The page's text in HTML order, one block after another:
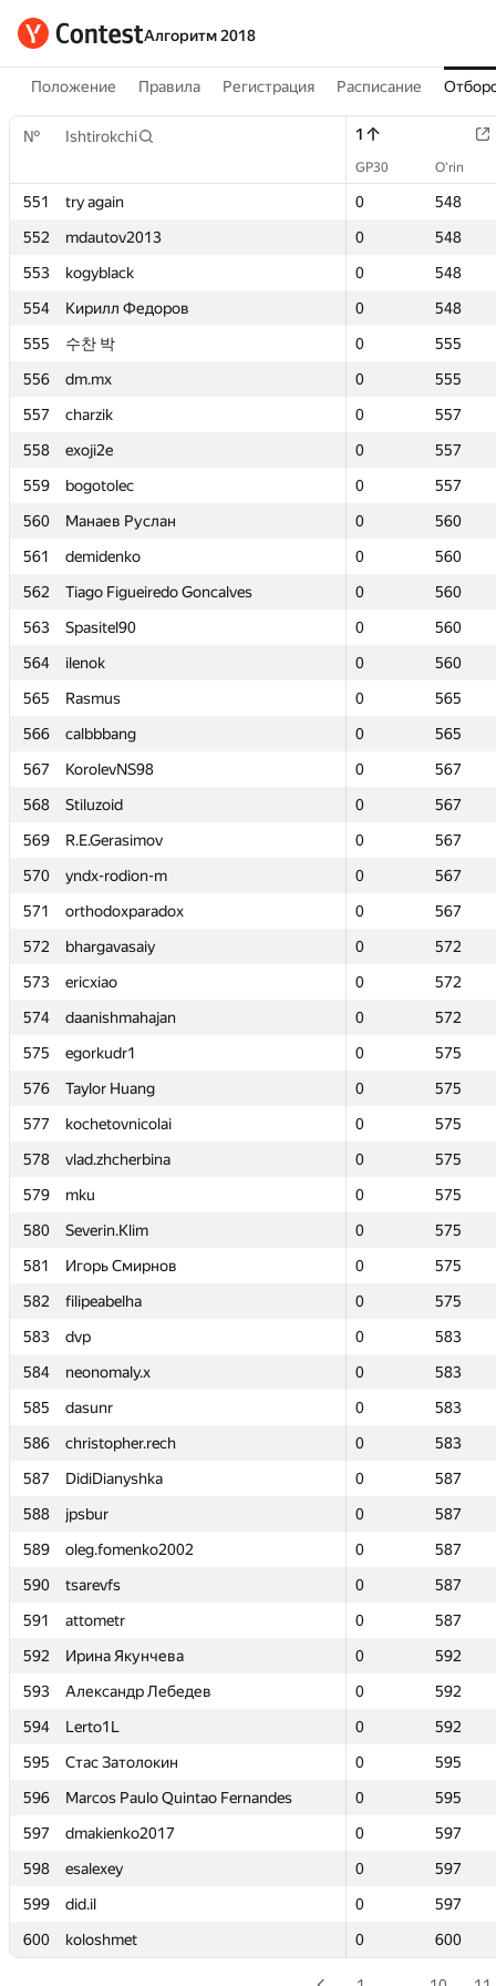
Алгоритм 2018
Положение Правила Регистрация Расписание
№ Ishtirokchi 1
GP30 O‘rin
551 try again 0
548
552
mdautov2013 0
548
553
kogyblack 0
548
554
Кирилл Федоров 0
548
555
수찬 박 0
555
556
dm.mx 0
555
557
charzik 0
557
558
exoji2e 0
557
559
bogotolec 0
557
560
Манаев Руслан 0
560
561
demidenko 0
560
562
Tiago Figueiredo Goncalves 0
560
563
Spasitel90 0
560
564
ilenok 0
560
565
Rasmus 0
565
566
calbbbang 0
565
567
KorolevNS98 0
567
568
Stiluzoid 0
567
569
R.E.Gerasimov 0
567
570
yndx-rodion-m 0
567
571
orthodoxparadox 0
567
572
bhargavasaiy 0
572
573
ericxiao 0
572
574
daanishmahajan 0
572
575
egorkudr1 0
575
576
Taylor Huang 0
575
577
kochetovnicolai 0
575
578
vlad.zhcherbina 0
575
579
mku 0
575
580
Severin.Klim 0
575
581
Игорь Смирнов 0
575
582
filipeabelha 0
575
583
dvp 0
583
584
neonomaly.x 0
583
585
dasunr 0
583
586
christopher.rech 0
583
587
DidiDianyshka 0
587
588
jpsbur 0
587
589
oleg.fomenko2002 0
587
590
tsarevfs 0
587
591
attometr 0
587
592
Ирина Якунчева 0
592
593
Александр Лебедев 0
592
594
Lerto1L 0
592
595
Стас Затолокин 0
595
596
Marcos Paulo Quintao Fernandes 0
595
597
dmakienko2017 0
597
598
esalexey 0
597
599
did.il 0
597
600
koloshmet 0 600
№ Ishtirokchi 1
GP30 O‘rin
551 try again 0
548
552
mdautov2013 0
548
553
kogyblack 0
548
554
Кирилл Федоров 0
548
555
수찬 박 0
555
556
dm.mx 0
555
557
charzik 0
557
558
exoji2e 0
557
559
bogotolec 0
557
560
Манаев Руслан 0
560
561
demidenko 0
560
562
Tiago Figueiredo Goncalves 0
560
563
Spasitel90 0
560
564
ilenok 0
560
565
Rasmus 0
565
566
calbbbang 0
565
567
KorolevNS98 0
567
568
Stiluzoid 0
567
569
R.E.Gerasimov 0
567
570
yndx-rodion-m 0
567
571
orthodoxparadox 0
567
572
bhargavasaiy 0
572
573
ericxiao 0
572
574
daanishmahajan 0
572
575
egorkudr1 0
575
576
Taylor Huang 0
575
577
kochetovnicolai 0
575
578
vlad.zhcherbina 0
575
579
mku 0
575
580
Severin.Klim 0
575
581
Игорь Смирнов 0
575
582
filipeabelha 0
575
583
dvp 0
583
584
neonomaly.x 0
583
585
dasunr 0
583
586
christopher.rech 0
583
587
DidiDianyshka 0
587
588
jpsbur 0
587
589
oleg.fomenko2002 0
587
590
tsarevfs 0
587
591
attometr 0
587
592
Ирина Якунчева 0
592
593
Александр Лебедев 0
592
594
Lerto1L 0
592
595
Стас Затолокин 0
595
596
Marcos Paulo Quintao Fernandes 0
595
597
dmakienko2017 0
597
598
esalexey 0
597
599
did.il 0
597
600
koloshmet 0 600